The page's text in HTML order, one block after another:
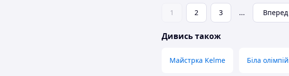
1 2 3 ... Вперед
Дивись також
Майстрка Kelme Біла